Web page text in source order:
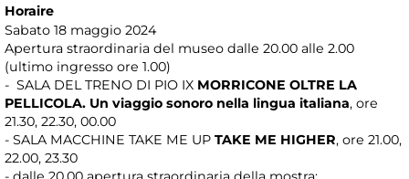
Horaire
Sabato 18 maggio 2024
Apertura straordinaria del museo dalle 20.00 alle 2.00
(ultimo ingresso ore 1.00)
- SALA DEL TRENO DI PIO IX MORRICONE OLTRE LA
PELLICOLA. Un viaggio sonoro nella lingua italiana, ore
21.30, 22.30, 00.00
- SALA MACCHINE TAKE ME UP TAKE ME HIGHER, ore 21.00,
22.00, 23.30